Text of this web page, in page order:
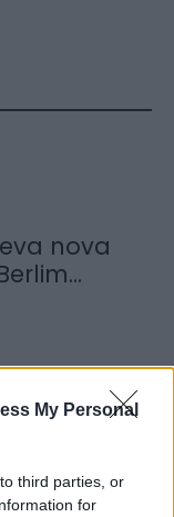
My Personal
third parties, or
for
nova
após